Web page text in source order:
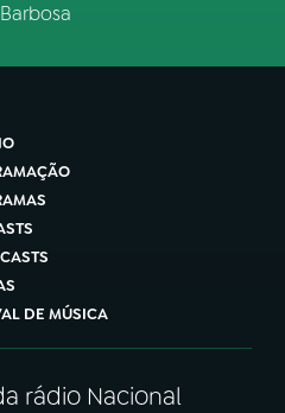
DE MÚSICA
rádio Nacional